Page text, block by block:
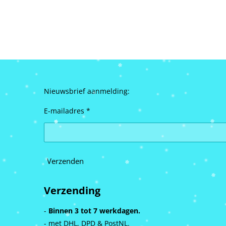
Nieuwsbrief aanmelding:
E-mailadres *
Verzenden
Verzending
- Binnen 3 tot 7 werkdagen.
- met DHL, DPD & PostNL.